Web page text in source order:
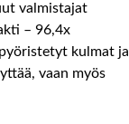
valmistajat
– 96,4x
kulmat ja
vaan myös